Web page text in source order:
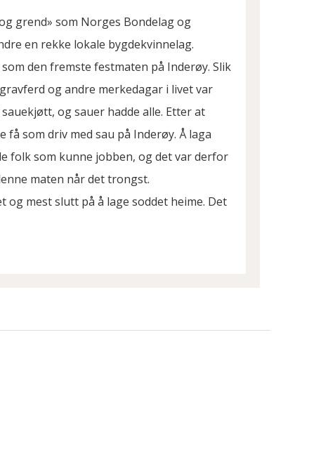
grend» som Norges Bondelag og
en rekke lokale bygdekvinnelag.
den fremste festmaten på Inderøy. Slik
og andre merkedagar i livet var
og sauer hadde alle. Etter at
som driv med sau på Inderøy. Å laga
folk som kunne jobben, og det var derfor
maten når det trongst.
og mest slutt på å lage soddet heime. Det